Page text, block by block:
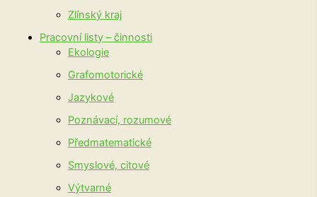
Zlínský kraj
Pracovní listy – činnosti
Ekologie
Grafomotorické
Jazykové
Poznávací, rozumové
Předmatematické
Smyslové, citové
Výtvarné